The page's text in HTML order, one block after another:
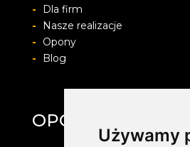
Używamy
-
Dla firm
-
Nasze realizacje
-
Opony
-
Blog